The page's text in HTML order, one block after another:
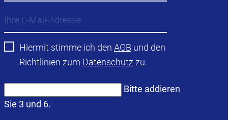
Hiermit stimme ich den AGB und den
Richtlinien zum Datenschutz zu.
Bitte addieren
Sie 3 und 6.